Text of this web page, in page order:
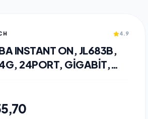
4.9
INSTANT ON, JL683B,
24PORT, GIGABIT,
RACK MOUNT